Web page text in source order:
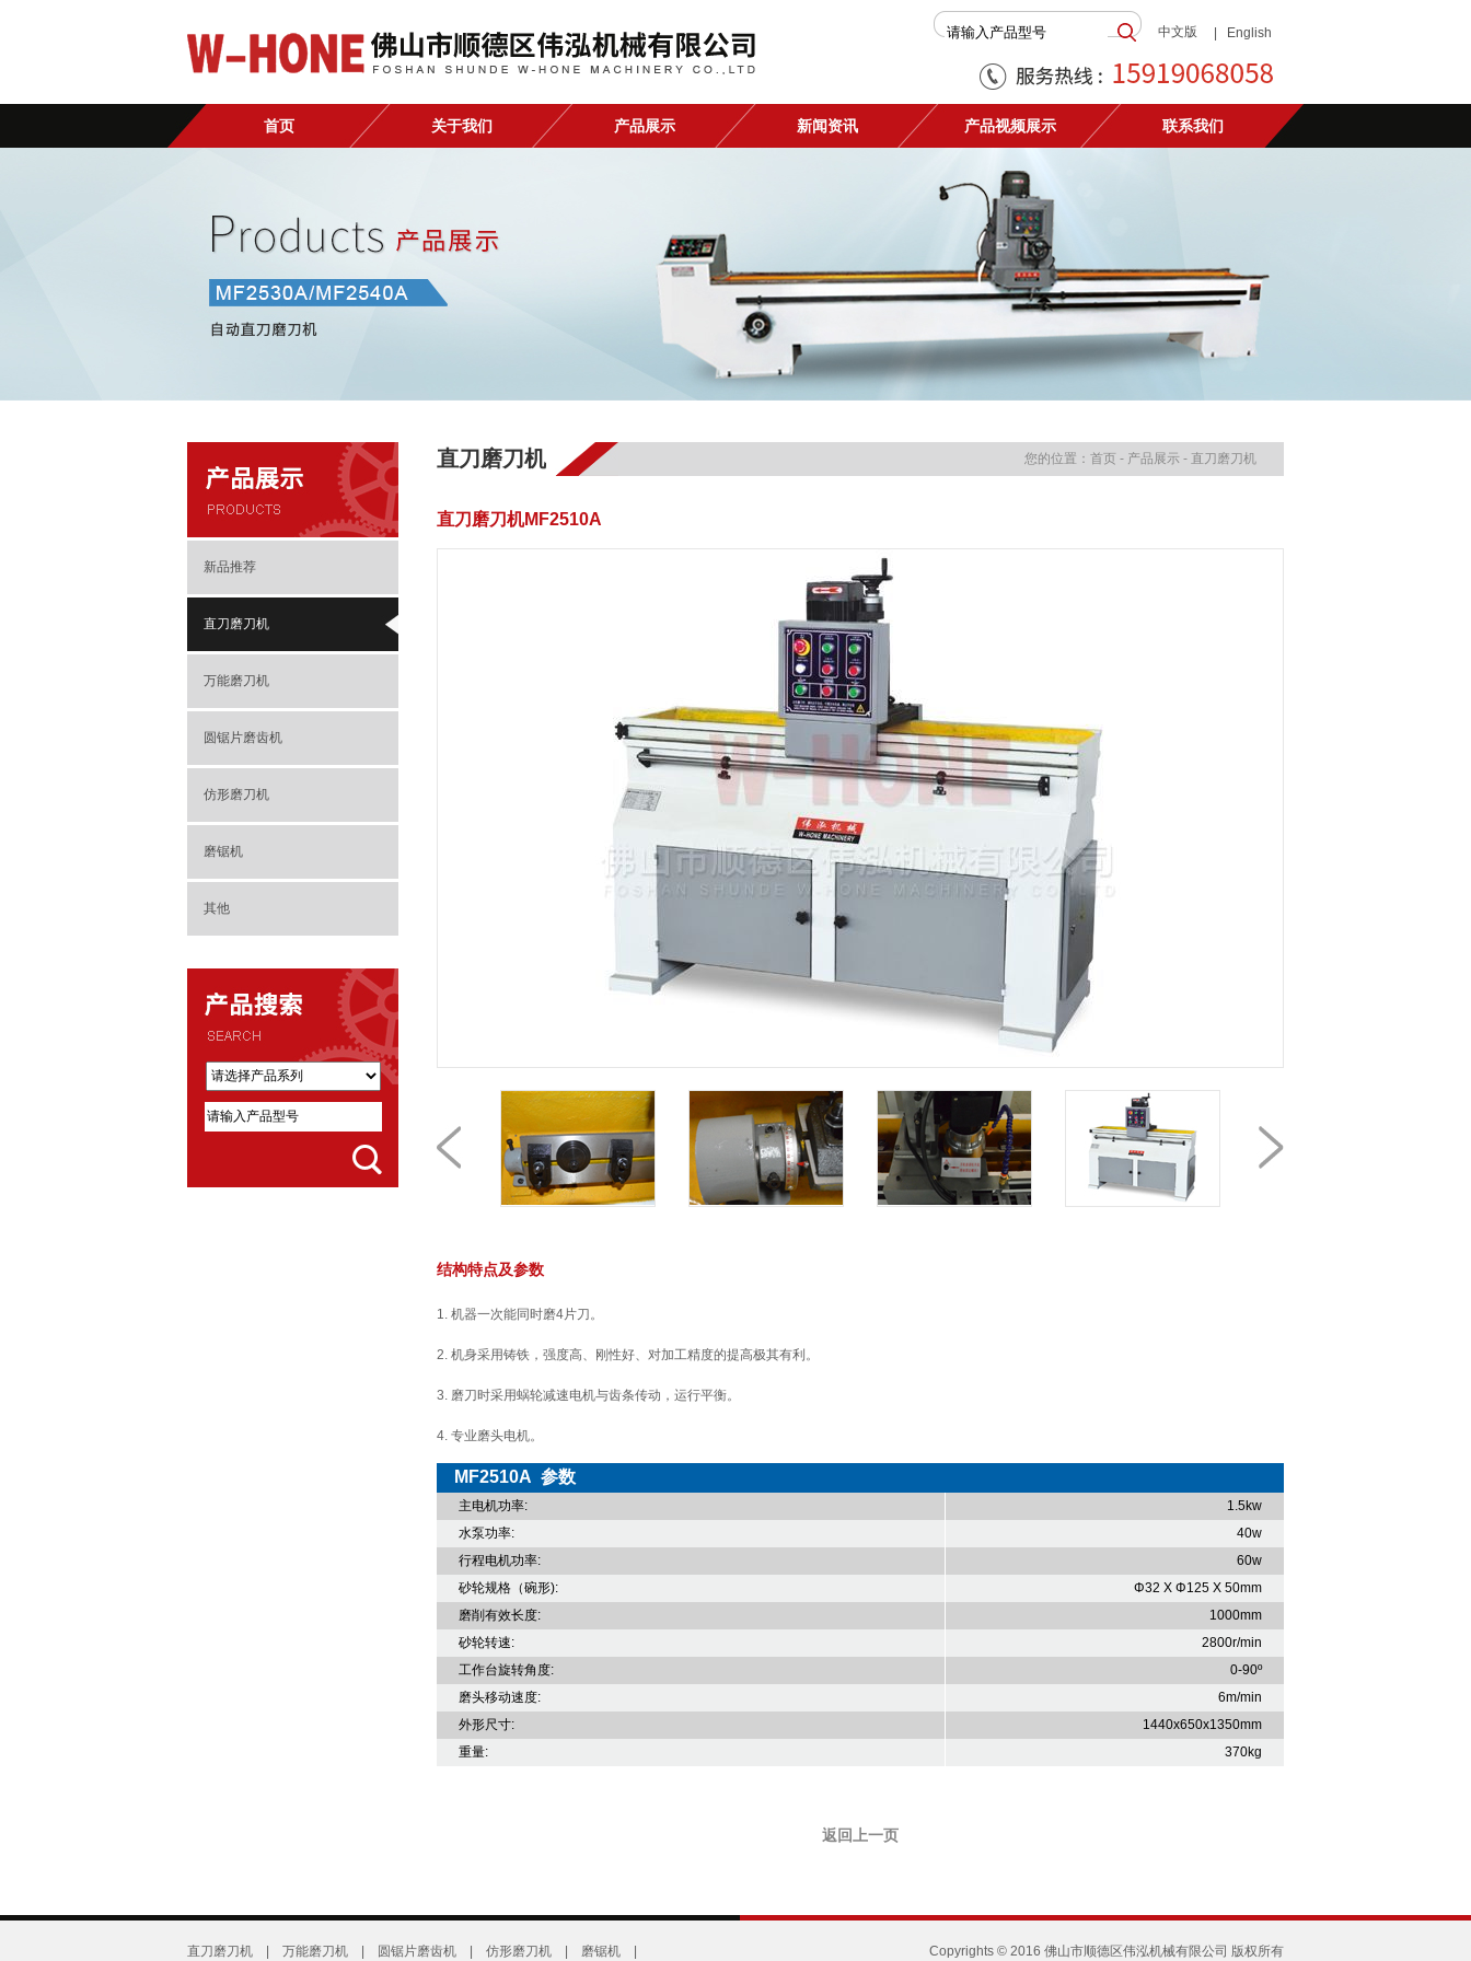
中文版 English
首页 关于我们 产品展示 新闻资讯 产品视频展示 联系我们
新品推荐
直刀磨刀机
万能磨刀机
圆锯片磨齿机
仿形磨刀机
磨锯机
其他
直刀磨刀机 您的位置：首页 - 产品展示 - 直刀磨刀机
直刀磨刀机MF2510A
结构特点及参数
1. 机器一次能同时磨4片刀。
2. 机身采用铸铁，强度高、刚性好、对加工精度的提高极其有利。
3. 磨刀时采用蜗轮减速电机与齿条传动，运行平衡。
4. 专业磨头电机。
MF2510A 参数
主电机功率:
1.5kw
水泵功率:
40w
行程电机功率:
60w
砂轮规格（碗形):
Φ32 X Φ125 X 50mm
磨削有效长度:
1000mm
砂轮转速:
2800r/min
工作台旋转角度:
0-90º
磨头移动速度:
6m/min
外形尺寸:
1440x650x1350mm
重量:
370kg
返回上一页
直刀磨刀机 万能磨刀机 圆锯片磨齿机 仿形磨刀机 磨锯机 Copyrights © 2016 佛山市顺德区伟泓机械有限公司 版权所有